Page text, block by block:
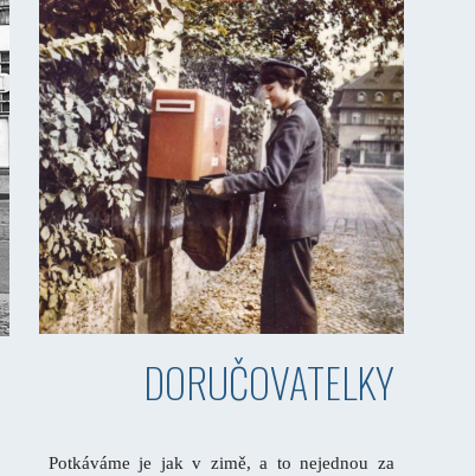
DORUČOVATELKY
Potkáváme je jak v zimě, a to nejednou za